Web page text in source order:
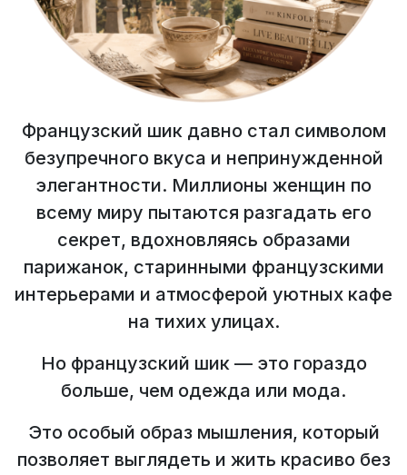
Французский шик давно стал символом
безупречного вкуса и непринужденной
элегантности. Миллионы женщин по
всему миру пытаются разгадать его
секрет, вдохновляясь образами
парижанок, старинными французскими
интерьерами и атмосферой уютных кафе
на тихих улицах.
Но французский шик — это гораздо
больше, чем одежда или мода.
Это особый образ мышления, который
позволяет выглядеть и жить красиво без